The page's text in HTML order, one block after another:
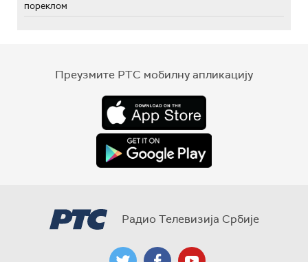
пореклом
Преузмите РТС мобилну апликацију
Радио Телевизија Србије